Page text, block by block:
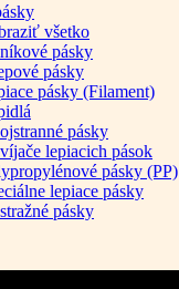
všetko
pásky
pásky
pásky (Filament)
pásky
lepiacich pások
pásky (PP)
lepiace pásky
pásky